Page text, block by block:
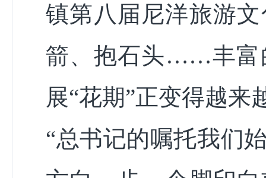
镇第八届尼洋旅游
箭、抱石头……丰富
展“花期”正变得越来
“总书记的嘱托我们